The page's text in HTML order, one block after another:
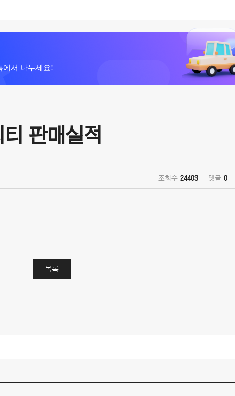
에서 나누세요!
판매실적
조회수 24403 댓글 0
목록